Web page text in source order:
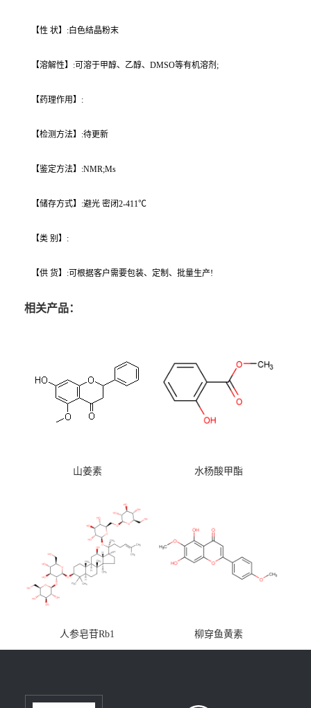
【性 状】:白色结晶粉末
【溶解性】:可溶于甲醇、乙醇、DMSO等有机溶剂;
【药理作用】:
【检测方法】:待更新
【鉴定方法】:NMR;Ms
【储存方式】:避光 密闭2-411℃
【类 别】:
【供 货】:可根据客户需要包装、定制、批量生产!
相关产品：
山姜素 水杨酸甲酯
人参皂苷Rb1 柳穿鱼黄素